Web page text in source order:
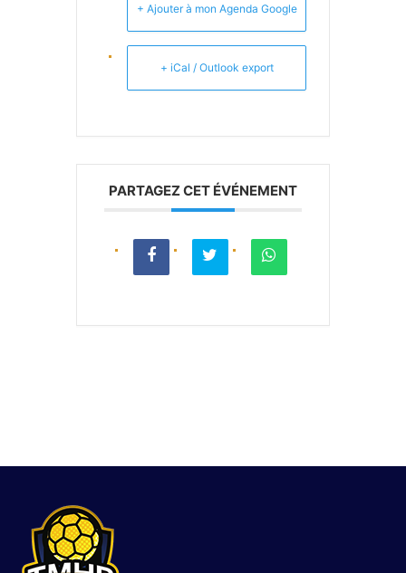
+ Ajouter à mon Agenda Google
+ iCal / Outlook export
PARTAGEZ CET ÉVÉNEMENT